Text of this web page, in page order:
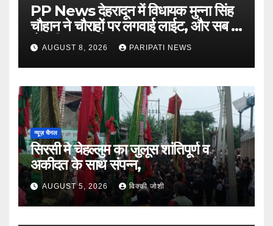
PP News देहरादून में विधायक मुन्ना सिंह
चौहान ने चौराहों पर लगवाई लाईट, और सब में
हो गयी वाह-वाही…
AUGUST 8, 2026 PARIPATI NEWS
न्यूज़ चैनल
सिरसी मे चेहल्लुम का जुलूस शांतिपूर्ण व
अकीदत के साथ संपन्न,
AUGUST 5, 2026 विक्की जोशी